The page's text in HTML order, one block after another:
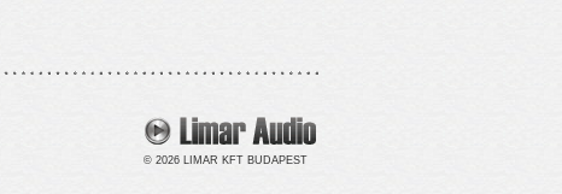
© 2026 LIMAR KFT BUDAPEST